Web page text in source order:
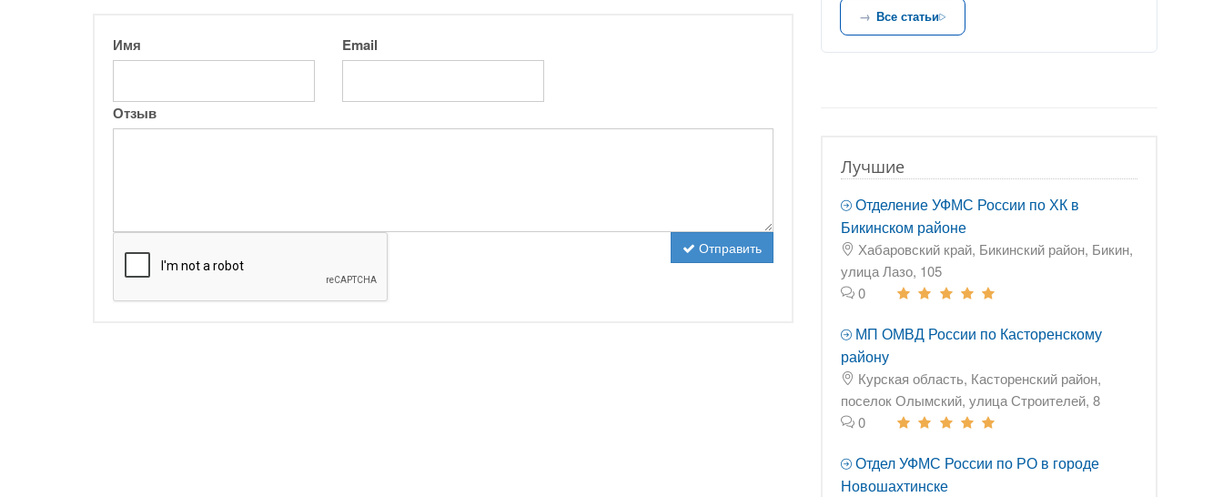
Имя Email
Отзыв
Отправить
Все статьи
Лучшие
Отделение УФМС России по ХК в
Бикинском районе
Хабаровский край, Бикинский район, Бикин,
улица Лазо, 105
0
МП ОМВД России по Касторенскому
району
Курская область, Касторенский район,
поселок Олымский, улица Строителей, 8
0
Отдел УФМС России по РО в городе
Новошахтинске